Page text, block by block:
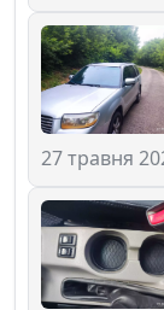
27 травня